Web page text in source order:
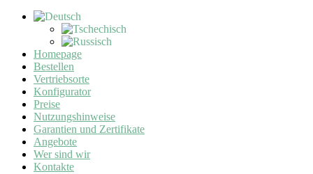
Homepage
Bestellen
Vertriebsorte
Konfigurator
Preise
Nutzungshinweise
Garantien und Zertifikate
Angebote
Wer sind wir
Kontakte